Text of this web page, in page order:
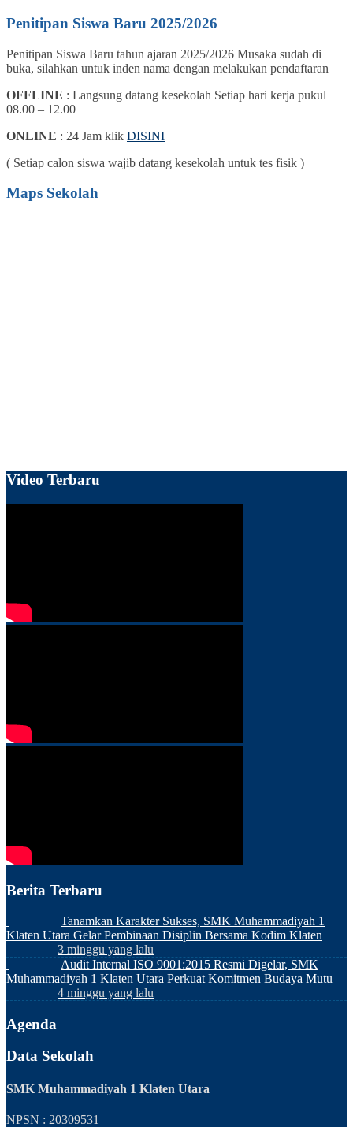
Penitipan Siswa Baru 2025/2026
Penitipan Siswa Baru tahun ajaran 2025/2026 Musaka sudah di
buka, silahkan untuk inden nama dengan melakukan pendaftaran
OFFLINE : Langsung datang kesekolah Setiap hari kerja pukul
08.00 – 12.00
ONLINE : 24 Jam klik DISINI
( Setiap calon siswa wajib datang kesekolah untuk tes fisik )
Maps Sekolah
Video Terbaru
Berita Terbaru
Tanamkan Karakter Sukses, SMK Muhammadiyah 1
Klaten Utara Gelar Pembinaan Disiplin Bersama Kodim Klaten
3 minggu yang lalu
Audit Internal ISO 9001:2015 Resmi Digelar, SMK
Muhammadiyah 1 Klaten Utara Perkuat Komitmen Budaya Mutu
4 minggu yang lalu
Agenda
Data Sekolah
SMK Muhammadiyah 1 Klaten Utara
NPSN : 20309531